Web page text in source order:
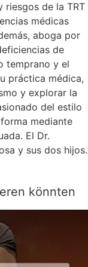
riesgos de la TRT
médicas
aboga por
de
temprano y el
práctica médica,
y explorar la
del estilo
mediante
El Dr.
y sus dos hijos.
könnten